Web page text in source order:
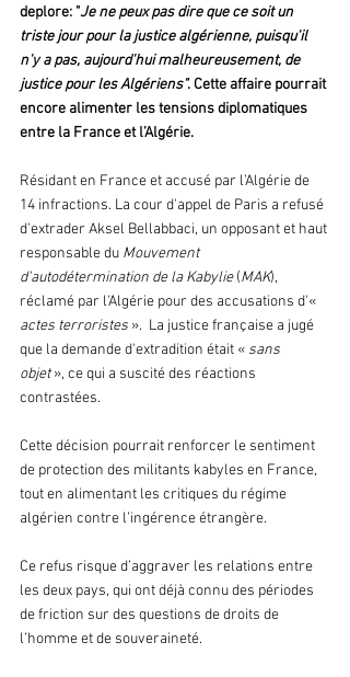
deplore: "Je ne peux pas dire que ce soit un
triste jour pour la justice algérienne, puisqu'il
n'y a pas, aujourd'hui malheureusement, de
justice pour les Algériens". Cette affaire pourrait
encore alimenter les tensions diplomatiques
entre la France et l’Algérie.
Résidant en France et accusé par l’Algérie de
14 infractions. La cour d'appel de Paris a refusé
d'extrader Aksel Bellabbaci, un opposant et haut
responsable du Mouvement
d'autodétermination de la Kabylie (MAK),
réclamé par l'Algérie pour des accusations d'«
actes terroristes ».  La justice française a jugé
que la demande d'extradition était « sans
objet », ce qui a suscité des réactions
contrastées.
Cette décision pourrait renforcer le sentiment
de protection des militants kabyles en France,
tout en alimentant les critiques du régime
algérien contre l’ingérence étrangère.
Ce refus risque d’aggraver les relations entre
les deux pays, qui ont déjà connu des périodes
de friction sur des questions de droits de
l’homme et de souveraineté.